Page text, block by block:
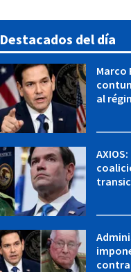
Destacados del día
Marco
al
contra